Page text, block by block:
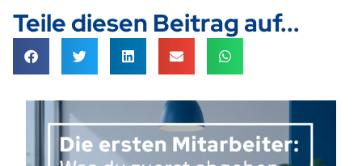
Teile diesen Beitrag auf...